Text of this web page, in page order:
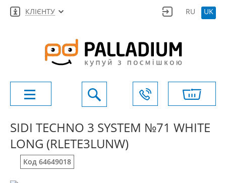
КЛІЄНТУ RU UK
SIDI TECHNO 3 SYSTEM №71 WHITE
LONG (RLETE3LUNW)
Код 64649018